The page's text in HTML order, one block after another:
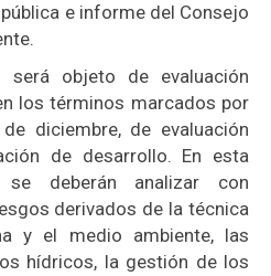
e informe del Consejo
objeto de evaluación
los términos marcados por
diciembre, de evaluación
de desarrollo. En esta
se deberán analizar con
derivados de la técnica
y el medio ambiente, las
hídricos, la gestión de los